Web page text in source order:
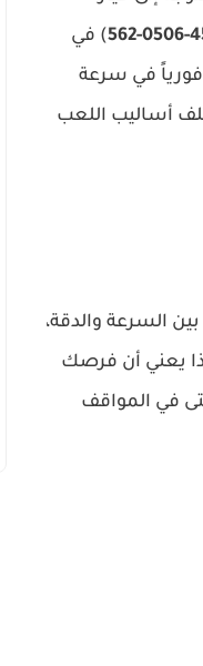
) في
فورياً في سرعة
أساليب اللعب
السرعة والدقة،
يعني أن فرصك
في المواقف